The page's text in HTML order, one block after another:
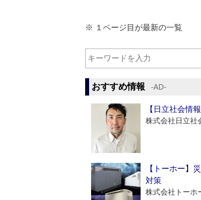
※ １ページ目が最新の一覧
おすすめ情報 ‐AD‐
【日立社会情
株式会社日立社
【トーホー】
対策
株式会社トーホ